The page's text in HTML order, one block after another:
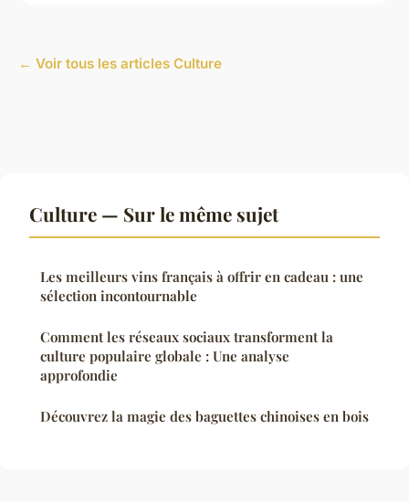
← Voir tous les articles Culture
Culture — Sur le même sujet
Les meilleurs vins français à offrir en cadeau : une
sélection incontournable
Comment les réseaux sociaux transforment la
culture populaire globale : Une analyse
approfondie
Découvrez la magie des baguettes chinoises en bois